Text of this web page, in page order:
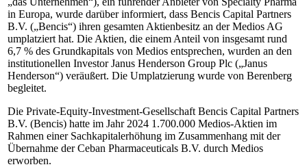
in Europa, wurde darüber informiert, dass Bencis Capital Partners
B.V. („Bencis“) ihren gesamten Aktienbesitz an der Medios AG
umplatziert hat. Die Aktien, die einem Anteil von insgesamt rund
6,7 % des Grundkapitals von Medios entsprechen, wurden an den
institutionellen Investor Janus Henderson Group Plc („Janus
Henderson“) veräußert. Die Umplatzierung wurde von Berenberg
begleitet.
Die Private-Equity-Investment-Gesellschaft Bencis Capital Partners
B.V. (Bencis) hatte im Jahr 2024 1.700.000 Medios-Aktien im
Rahmen einer Sachkapitalerhöhung im Zusammenhang mit der
Übernahme der Ceban Pharmaceuticals B.V. durch Medios
erworben.